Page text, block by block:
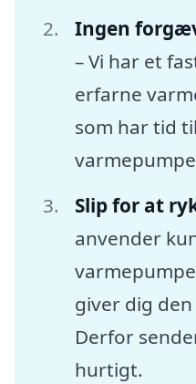
Ingen
– Vi har et
erfarne
som har tid
Slip for at
anvender
giver dig
Derfor
hurtigt.